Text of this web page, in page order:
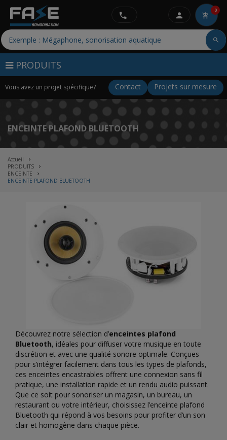
PRODUITS
Vous avez un projet spécifique? Projets sur mesure
Contact
0
ENCEINTE PLAFOND BLUETOOTH
Accueil
PRODUITS
ENCEINTE
ENCEINTE PLAFOND BLUETOOTH
Découvrez notre sélection d’enceintes plafond
Bluetooth, idéales pour diffuser votre musique en toute
discrétion et avec une qualité sonore optimale. Conçues
pour s’intégrer facilement dans tous les types de plafonds,
ces enceintes encastrables offrent une connexion sans fil
pratique, une installation rapide et un rendu audio puissant.
Que ce soit pour sonoriser un magasin, un bureau, un
restaurant ou votre intérieur, choisissez l’enceinte plafond
Bluetooth qui répond à vos besoins pour profiter d’un son
clair et homogène dans chaque pièce.